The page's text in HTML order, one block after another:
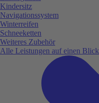
Kindersitz
Navigationssystem
Winterreifen
Schneeketten
Weiteres Zubehör
Alle Leistungen auf einen Blick